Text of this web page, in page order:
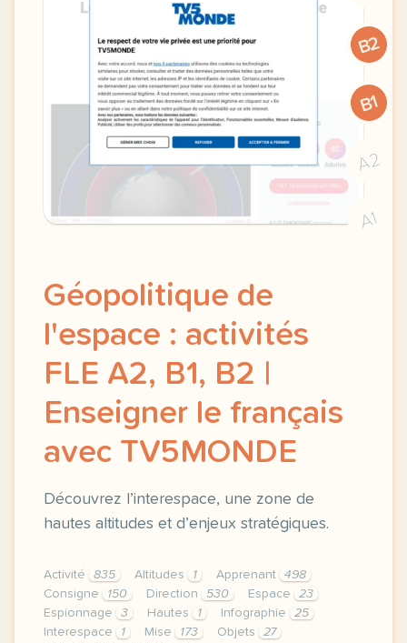
B2
B1
A2
A1
Géopolitique de
l'espace : activités
FLE A2, B1, B2 |
Enseigner le français
avec TV5MONDE
Découvrez l’interespace, une zone de
hautes altitudes et d’enjeux stratégiques.
Activité 835 Altitudes 1 Apprenant
498
Consigne
150 Direction 530 Espace
23
Espionnage
3 Hautes 1 Infographie
25
Interespace
1 Mise 173 Objets
27